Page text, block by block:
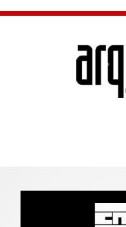
Skip to main content